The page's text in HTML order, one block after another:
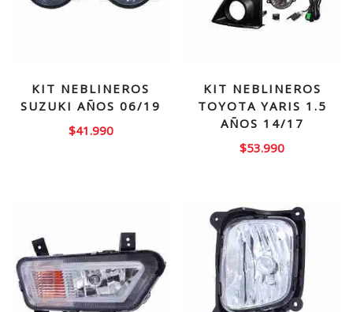
KIT NEBLINEROS
SUZUKI AÑOS 06/19
$41.990
KIT NEBLINEROS
TOYOTA YARIS 1.5
AÑOS 14/17
$53.990